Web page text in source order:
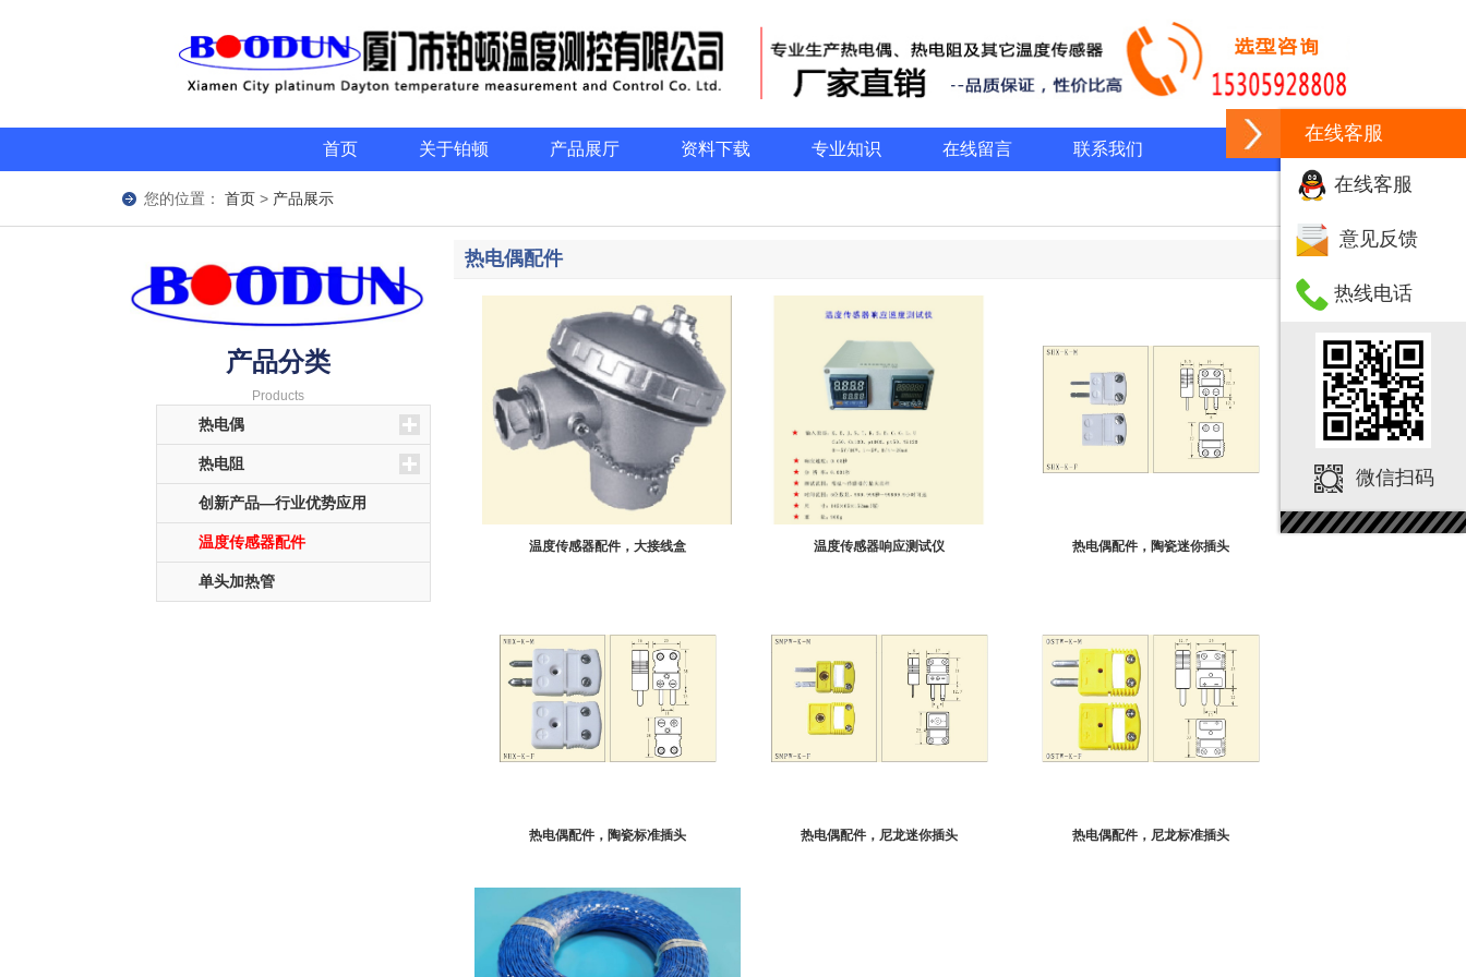
在线客服
在线客服
意见反馈
热线电话
微信扫码
首页 关于铂顿 产品展厅 资料下载 专业知识 在线留言 联系我们
您的位置： 首页 > 产品展示
产品分类
Products
热电偶
热电阻
创新产品—行业优势应用
温度传感器配件
单头加热管
热电偶配件
温度传感器配件，大接线盒 温度传感器响应测试仪 热电偶配件，陶瓷迷你插头
热电偶配件，陶瓷标准插头 热电偶配件，尼龙迷你插头 热电偶配件，尼龙标准插头